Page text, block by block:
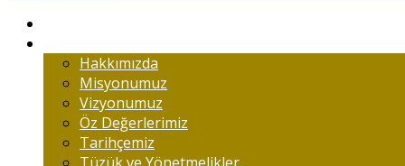
Hakkımızda
Misyonumuz
Vizyonumuz
Öz Değerlerimiz
Tarihçemiz